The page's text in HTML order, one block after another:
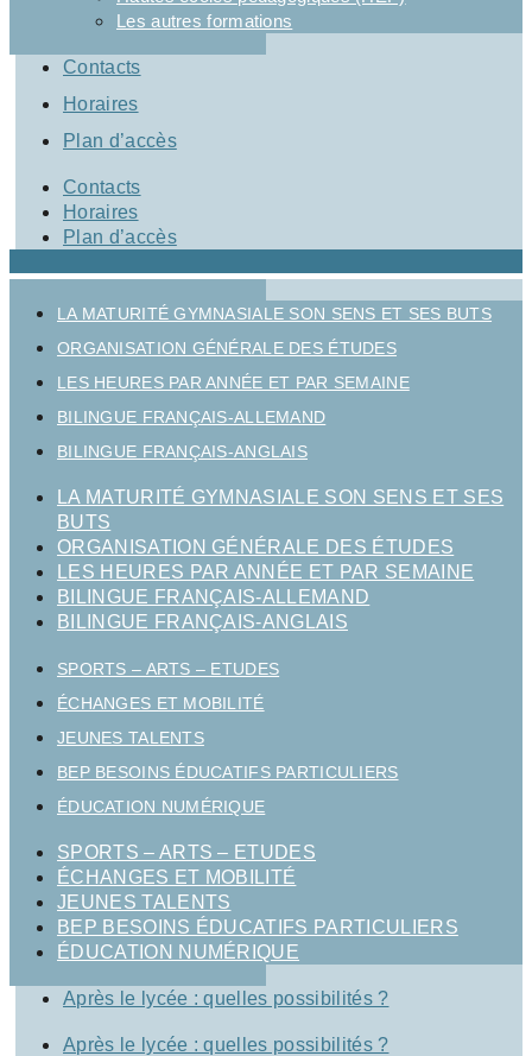
Les autres formations
Contacts
Horaires
Plan d’accès
Contacts
Horaires
Plan d’accès
LA MATURITÉ GYMNASIALE SON SENS ET SES BUTS
ORGANISATION GÉNÉRALE DES ÉTUDES
LES HEURES PAR ANNÉE ET PAR SEMAINE
BILINGUE FRANÇAIS-ALLEMAND
BILINGUE FRANÇAIS-ANGLAIS
LA MATURITÉ GYMNASIALE SON SENS ET SES
BUTS
ORGANISATION GÉNÉRALE DES ÉTUDES
LES HEURES PAR ANNÉE ET PAR SEMAINE
BILINGUE FRANÇAIS-ALLEMAND
BILINGUE FRANÇAIS-ANGLAIS
SPORTS – ARTS – ETUDES
ÉCHANGES ET MOBILITÉ
JEUNES TALENTS
BEP BESOINS ÉDUCATIFS PARTICULIERS
ÉDUCATION NUMÉRIQUE
SPORTS – ARTS – ETUDES
ÉCHANGES ET MOBILITÉ
JEUNES TALENTS
BEP BESOINS ÉDUCATIFS PARTICULIERS
ÉDUCATION NUMÉRIQUE
Après le lycée : quelles possibilités ?
Après le lycée : quelles possibilités ?